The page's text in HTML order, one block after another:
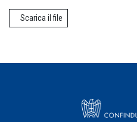
Scarica il file